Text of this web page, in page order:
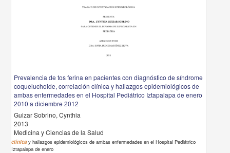
Prevalencia de tos ferina en pacientes con diagnóstico de síndrome
coqueluchoide, correlación clínica y hallazgos epidemiológicos de
ambas enfermedades en el Hospital Pediátrico Iztapalapa de enero
2010 a diciembre 2012
Guizar Sobrino, Cynthia
2013
Medicina y Ciencias de la Salud
clínica y hallazgos epidemiológicos de ambas enfermedades en el Hospital Pediátrico
Iztapalapa de enero